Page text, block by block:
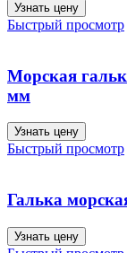
Узнать цену
Быстрый просмотр
Морская
мм
Узнать цену
Быстрый просмотр
Галька
Узнать цену